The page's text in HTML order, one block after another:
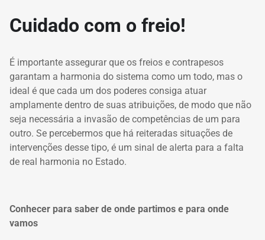
Cuidado com o freio!
É importante assegurar que os freios e contrapesos
garantam a harmonia do sistema como um todo, mas o
ideal é que cada um dos poderes consiga atuar
amplamente dentro de suas atribuições, de modo que não
seja necessária a invasão de competências de um para
outro. Se percebermos que há reiteradas situações de
intervenções desse tipo, é um sinal de alerta para a falta
de real harmonia no Estado.
Conhecer para saber de onde partimos e para onde
vamos